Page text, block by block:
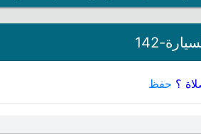
142
؟ حفظ